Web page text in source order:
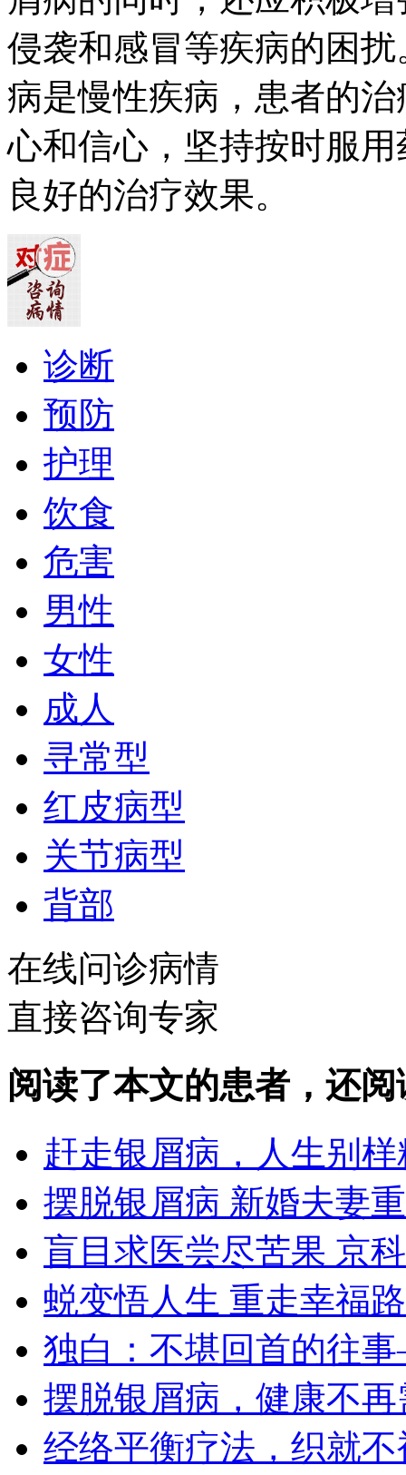
侵袭和感冒等疾病的困
病是慢性疾病，患者的
心和信心，坚持按时服
良好的治疗效果。
诊断
预防
护理
饮食
危害
男性
女性
成人
寻常型
红皮病型
关节病型
背部
在线问诊病情
直接咨询专家
阅读了本文的患者，还
赶走银屑病，人生别
摆脱银屑病 新婚夫妻
盲目求医尝尽苦果 京
蜕变悟人生 重走幸福路
独白：不堪回首的往
摆脱银屑病，健康不
经络平衡疗法，织就